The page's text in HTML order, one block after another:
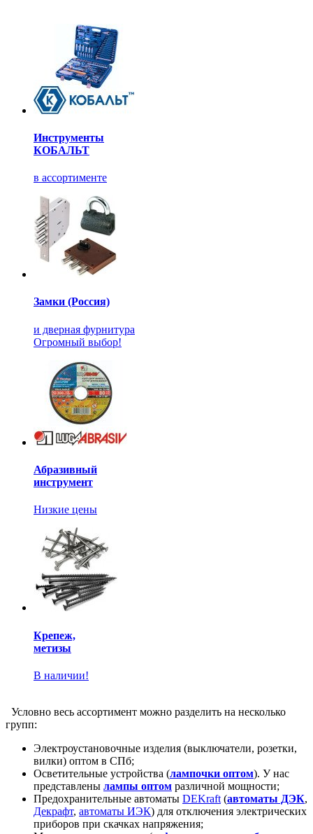
Инструменты
КОБАЛЬТ
в ассортименте
Замки (Россия)
и дверная фурнитура
Огромный выбор!
Абразивный
инструмент
Низкие цены
Крепеж,
метизы
В наличии!
Условно весь ассортимент можно разделить на несколько
групп:
Электроустановочные изделия (выключатели, розетки,
вилки) оптом в СПб;
Осветительные устройства (лампочки оптом). У нас
представлены лампы оптом различной мощности;
Предохранительные автоматы DEKraft (автоматы ДЭК,
Декрафт, автоматы ИЭК) для отключения электрических
приборов при скачках напряжения;